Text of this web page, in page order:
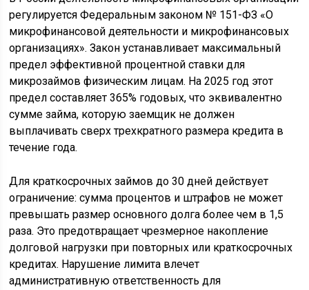
регулируется Федеральным законом № 151-ФЗ «О
микрофинансовой деятельности и микрофинансовых
организациях». Закон устанавливает максимальный
предел эффективной процентной ставки для
микрозаймов физическим лицам. На 2025 год этот
предел составляет 365% годовых, что эквивалентно
сумме займа, которую заемщик не должен
выплачивать сверх трехкратного размера кредита в
течение года.
Для краткосрочных займов до 30 дней действует
ограничение: сумма процентов и штрафов не может
превышать размер основного долга более чем в 1,5
раза. Это предотвращает чрезмерное накопление
долговой нагрузки при повторных или краткосрочных
кредитах. Нарушение лимита влечет
административную ответственность для